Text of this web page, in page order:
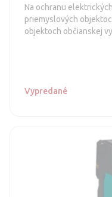
Na ochranu
priemyslových
objektoch občianskej
vlny spôsobenej
Vypredané